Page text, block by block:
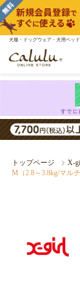
犬服・ドッグウェア・犬用ベッ
トップページ
X-
M（2.8～3.8kg/マル